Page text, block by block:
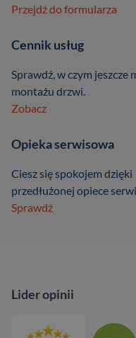
Przejdź do formularza
Cennik usług
Sprawdź, w czym jeszcze
montażu drzwi.
Zobacz
Opieka serwisowa
Ciesz się spokojem dzięki
przedłużonej opiece
Sprawdź
Lider opinii